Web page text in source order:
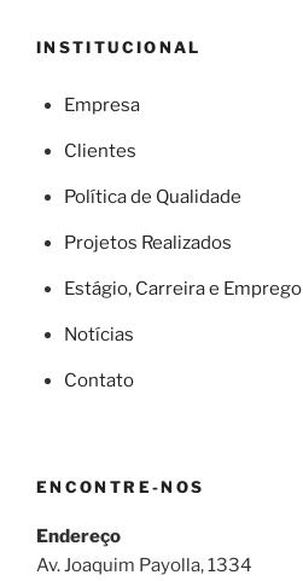
INSTITUCIONAL
Empresa
Clientes
Política de Qualidade
Projetos Realizados
Estágio, Carreira e Emprego
Notícias
Contato
ENCONTRE-NOS
Endereço
Av. Joaquim Payolla, 1334